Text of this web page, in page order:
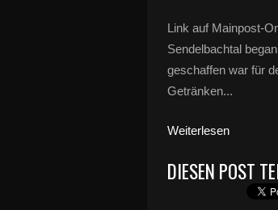
Link auf Mainpost-
Sendelbachtal
geschaffen war für
Getränken...
Weiterlesen
DIESEN POST